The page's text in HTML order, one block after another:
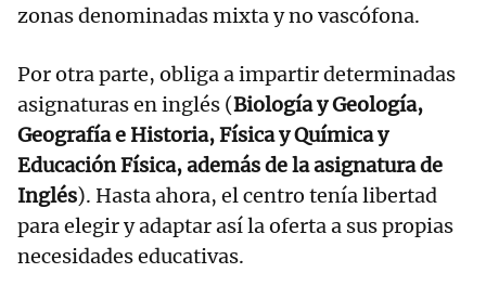
zonas denominadas mixta y no vascófona.
Por otra parte, obliga a impartir determinadas
asignaturas en inglés (Biología y Geología,
Geografía e Historia, Física y Química y
Educación Física, además de la asignatura de
Inglés). Hasta ahora, el centro tenía libertad
para elegir y adaptar así la oferta a sus propias
necesidades educativas.